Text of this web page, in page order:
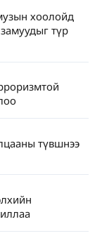
хоолойд
түр
түвшнээ